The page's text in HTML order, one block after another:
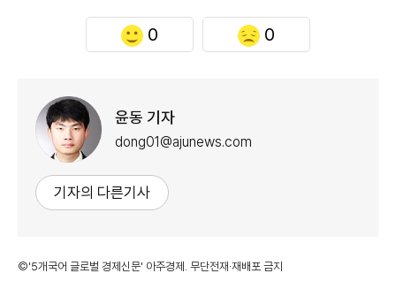
0 0
윤동 기자
dong01@ajunews.com
기자의 다른기사
©'5개국어 글로벌 경제신문' 아주경제. 무단전재·재배포 금지